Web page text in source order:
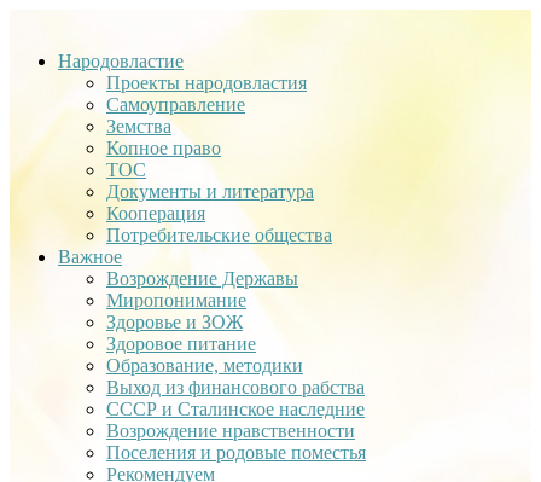
Народовластие
Проекты народовластия
Самоуправление
Земства
Копное право
ТОС
Документы и литература
Кооперация
Потребительские общества
Важное
Возрождение Державы
Миропонимание
Здоровье и ЗОЖ
Здоровое питание
Образование, методики
Выход из финансового рабства
СССР и Сталинское наследние
Возрождение нравственности
Поселения и родовые поместья
Рекомендуем